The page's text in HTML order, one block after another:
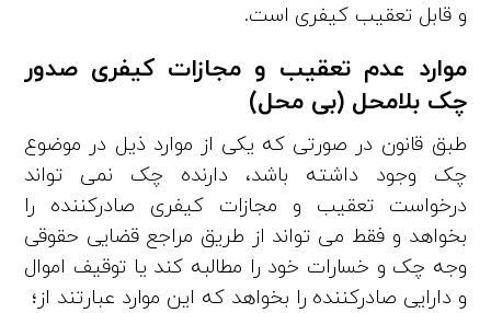
و قابل تعقیب کیفری است.
موارد عدم تعقیب و مجازات کیفری صدور
چک بلامحل (بی­ محل)
طبق قانون در صورتی ‌که یکی از موارد ذیل در موضوع
چک وجود داشته باشد، دارنده چک نمی‌ تواند
درخواست تعقیب و مجازات کیفری صادرکننده را
بخواهد و فقط می‌ تواند از طریق مراجع قضایی حقوقی
وجه چک و خسارات خود را مطالبه کند یا توقیف اموال
و دارایی صادرکننده را بخواهد که این موارد عبارتند از؛